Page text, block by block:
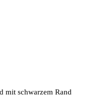
mit schwarzem Rand